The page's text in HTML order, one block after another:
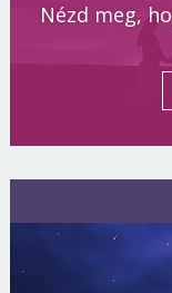
Nézd meg,